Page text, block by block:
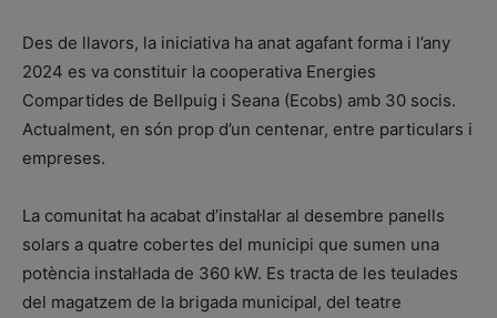
Des de llavors, la iniciativa ha anat agafant forma i l’any
2024 es va constituir la cooperativa Energies
Compartides de Bellpuig i Seana (Ecobs) amb 30 socis.
Actualment, en són prop d’un centenar, entre particulars i
empreses.
La comunitat ha acabat d’instal·lar al desembre panells
solars a quatre cobertes del municipi que sumen una
potència instal·lada de 360 kW. Es tracta de les teulades
del magatzem de la brigada municipal, del teatre